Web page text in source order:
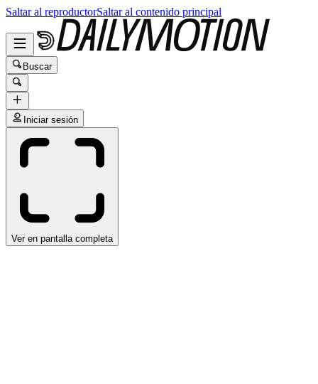
Saltar al reproductorSaltar al contenido principal
Buscar
Iniciar sesión
Ver en pantalla completa